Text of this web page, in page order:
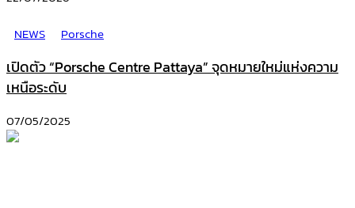
NEWS
Porsche
เปิดตัว “Porsche Centre Pattaya” จุดหมายใหม่แห่งความ
เหนือระดับ
07/05/2025